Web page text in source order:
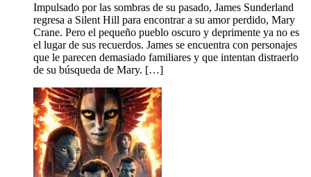
Impulsado por las sombras de su pasado, James Sunderland
regresa a Silent Hill para encontrar a su amor perdido, Mary
Crane. Pero el pequeño pueblo oscuro y deprimente ya no es
el lugar de sus recuerdos. James se encuentra con personajes
que le parecen demasiado familiares y que intentan distraerlo
de su búsqueda de Mary. […]